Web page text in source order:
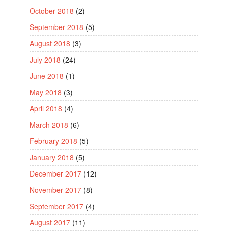
October 2018 (2)
September 2018 (5)
August 2018 (3)
July 2018 (24)
June 2018 (1)
May 2018 (3)
April 2018 (4)
March 2018 (6)
February 2018 (5)
January 2018 (5)
December 2017 (12)
November 2017 (8)
September 2017 (4)
August 2017 (11)